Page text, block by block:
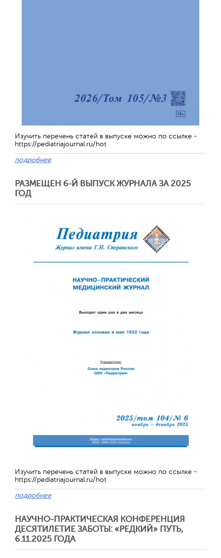
Изучить перечень статей в выпуске можно по ссылке -
https://pediatriajournal.ru/hot
подробнее
РАЗМЕЩЕН 6-Й ВЫПУСК ЖУРНАЛА ЗА 2025
ГОД
Изучить перечень статей в выпуске можно по ссылке -
https://pediatriajournal.ru/hot
подробнее
НАУЧНО-ПРАКТИЧЕСКАЯ КОНФЕРЕНЦИЯ
ДЕСЯТИЛЕТИЕ ЗАБОТЫ: «РЕДКИЙ» ПУТЬ,
6.11.2025 ГОДА